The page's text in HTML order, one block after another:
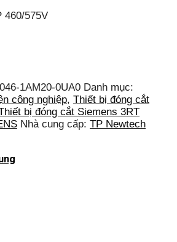
460/575V
1AM20-0UA0 Danh mục:
công nghiệp, Thiết bị đóng cắt
bị đóng cắt Siemens 3RT
Nhà cung cấp: TP Newtech